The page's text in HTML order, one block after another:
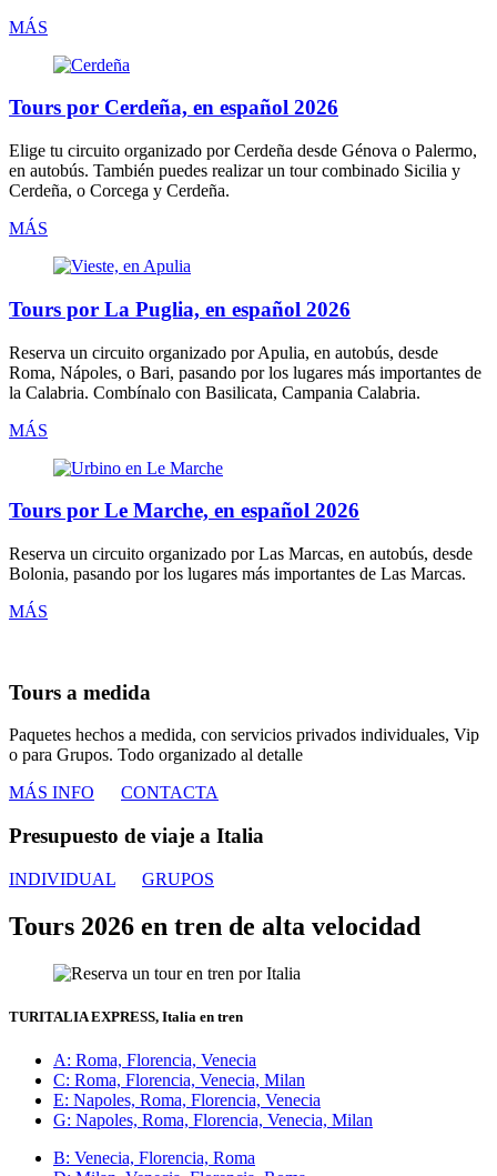
MÁS
Tours por Cerdeña, en español 2026
Elige tu circuito organizado porCerdeña desde Génova o Palermo,
en autobús. También puedes realizar un tour combinado Sicilia y
Cerdeña, o Corcega y Cerdeña.
MÁS
Tours por La Puglia, en español 2026
Reserva un circuito organizado porApulia, en autobús, desde
Roma, Nápoles, o Bari, pasando por los lugares más importantes de
la Calabria. Combínalo con Basilicata, Campania Calabria.
MÁS
Tours por Le Marche, en español 2026
Reserva un circuito organizado porLas Marcas, en autobús, desde
Bolonia, pasando por los lugares más importantes de Las Marcas.
MÁS
Tours a medida
Paquetes hechos a medida, con servicios privados individuales, Vip
o para Grupos. Todo organizado al detalle
MÁS INFO
CONTACTA
Presupuesto de viaje a Italia
INDIVIDUAL GRUPOS
Tours 2026 en tren de alta velocidad
TURITALIA EXPRESS, Italia en tren
A: Roma, Florencia, Venecia
C: Roma, Florencia, Venecia, Milan
E: Napoles, Roma, Florencia, Venecia
G: Napoles, Roma, Florencia, Venecia, Milan
B: Venecia, Florencia, Roma